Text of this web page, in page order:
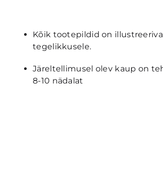
Kõik tootepildid on
tegelikkusele.
Järeltellimusel olev kaup on
8-10 nädalat